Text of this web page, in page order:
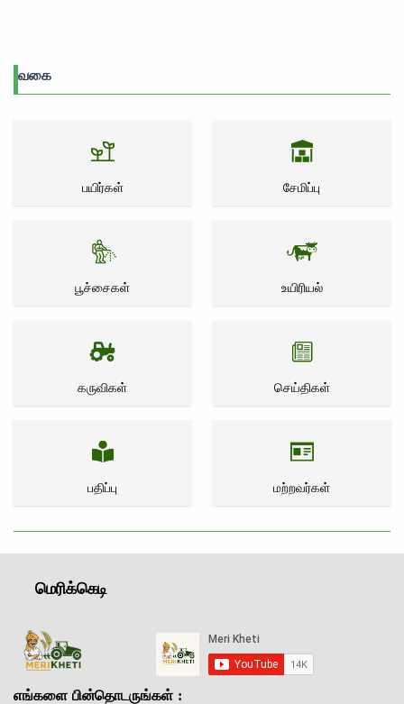
வகை
பயிர்கள் சேமிப்பு
பூச்சைகள் உயிரியல்
கருவிகள் செய்திகள்
பதிப்பு மற்றவர்கள்
மெரிக்கெடி
எங்களை பின்தொடருங்கள் :